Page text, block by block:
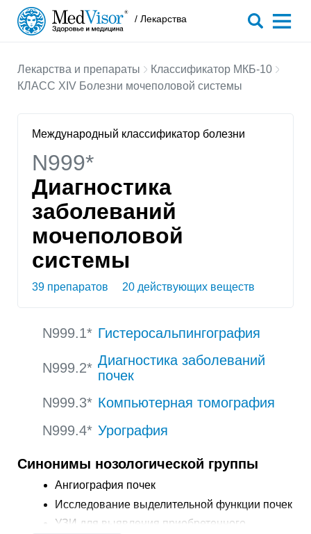
/ Лекарства
Лекарства и препараты
Классификатор МКБ-10
КЛАСС XIV Болезни мочеполовой системы
Международный классификатор болезни
N999*
Диагностика
заболеваний
мочеполовой
системы
39 препаратов 20 действующих веществ
N999.1* Гистеросальпингография
N999.2* Диагностика заболеваний
почек
N999.3* Компьютерная томография
N999.4* Урография
Синонимы нозологической группы
Ангиография почек
Исследование выделительной функции почек
УЗИ для выявления приобретенного